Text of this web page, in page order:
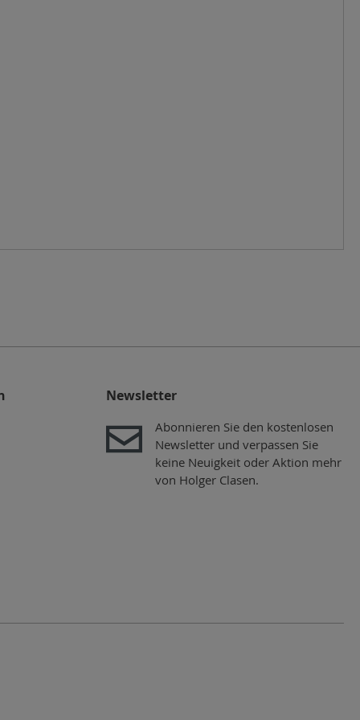
Newsletter
Abonnieren Sie den kostenlosen
Newsletter und verpassen Sie
keine Neuigkeit oder Aktion mehr
von Holger Clasen.